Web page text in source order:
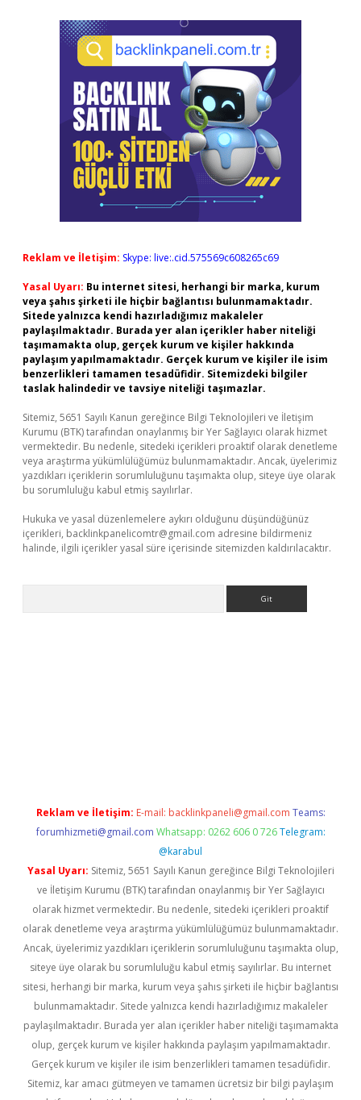
Reklam ve İletişim: Skype: live:.cid.575569c608265c69
Yasal Uyarı: Bu internet sitesi, herhangi bir marka, kurum
veya şahıs şirketi ile hiçbir bağlantısı bulunmamaktadır.
Sitede yalnızca kendi hazırladığımız makaleler
paylaşılmaktadır. Burada yer alan içerikler haber niteliği
taşımamakta olup, gerçek kurum ve kişiler hakkında
paylaşım yapılmamaktadır. Gerçek kurum ve kişiler ile isim
benzerlikleri tamamen tesadüfidir. Sitemizdeki bilgiler
taslak halindedir ve tavsiye niteliği taşımazlar.
Sitemiz, 5651 Sayılı Kanun gereğince Bilgi Teknolojileri ve İletişim
Kurumu (BTK) tarafından onaylanmış bir Yer Sağlayıcı olarak hizmet
vermektedir. Bu nedenle, sitedeki içerikleri proaktif olarak denetleme
veya araştırma yükümlülüğümüz bulunmamaktadır. Ancak, üyelerimiz
yazdıkları içeriklerin sorumluluğunu taşımakta olup, siteye üye olarak
bu sorumluluğu kabul etmiş sayılırlar.
Hukuka ve yasal düzenlemelere aykırı olduğunu düşündüğünüz
içerikleri, backlinkpanelicomtr@gmail.com adresine bildirmeniz
halinde, ilgili içerikler yasal süre içerisinde sitemizden kaldırılacaktır.
Reklam ve İletişim: E-mail: backlinkpaneli@gmail.com Teams:
forumhizmeti@gmail.com Whatsapp: 0262 606 0 726 Telegram:
@karabul
Yasal Uyarı: Sitemiz, 5651 Sayılı Kanun gereğince Bilgi Teknolojileri
ve İletişim Kurumu (BTK) tarafından onaylanmış bir Yer Sağlayıcı
olarak hizmet vermektedir. Bu nedenle, sitedeki içerikleri proaktif
olarak denetleme veya araştırma yükümlülüğümüz bulunmamaktadır.
Ancak, üyelerimiz yazdıkları içeriklerin sorumluluğunu taşımakta olup,
siteye üye olarak bu sorumluluğu kabul etmiş sayılırlar. Bu internet
sitesi, herhangi bir marka, kurum veya şahıs şirketi ile hiçbir bağlantısı
bulunmamaktadır. Sitede yalnızca kendi hazırladığımız makaleler
paylaşılmaktadır. Burada yer alan içerikler haber niteliği taşımamakta
olup, gerçek kurum ve kişiler hakkında paylaşım yapılmamaktadır.
Gerçek kurum ve kişiler ile isim benzerlikleri tamamen tesadüfidir.
Sitemiz, kar amacı gütmeyen ve tamamen ücretsiz bir bilgi paylaşım